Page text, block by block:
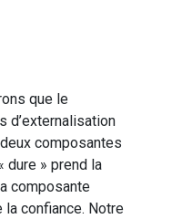
que le
d’externalisation
composantes
dure » prend la
composante
la confiance. Notre